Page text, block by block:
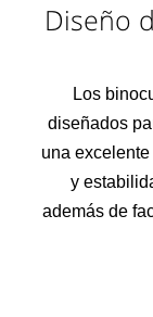
Diseño
Los
diseñados
una
y
además de